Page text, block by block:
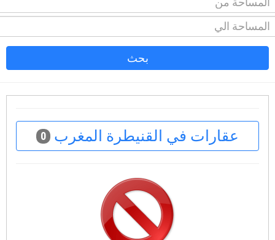
بحث
عقارات في القنيطرة المغرب 0